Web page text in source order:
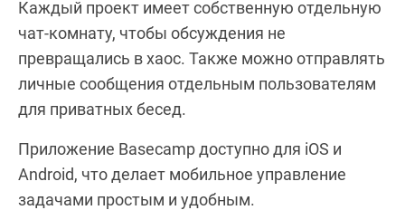
Каждый проект имеет собственную отдельную
чат-комнату, чтобы обсуждения не
превращались в хаос. Также можно отправлять
личные сообщения отдельным пользователям
для приватных бесед.
Приложение Basecamp доступно для iOS и
Android, что делает мобильное управление
задачами простым и удобным.